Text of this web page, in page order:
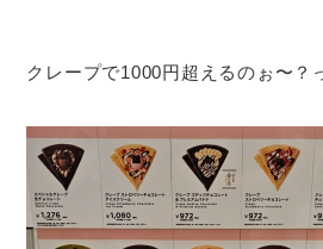
クレープで1000円超えるのぉ〜？